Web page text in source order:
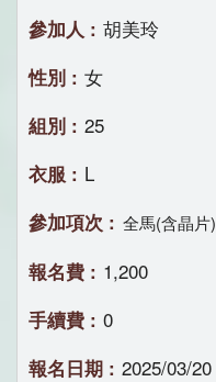
胡美玲
女
25
L
全馬(含晶片)
1,200
0
2025/03/20